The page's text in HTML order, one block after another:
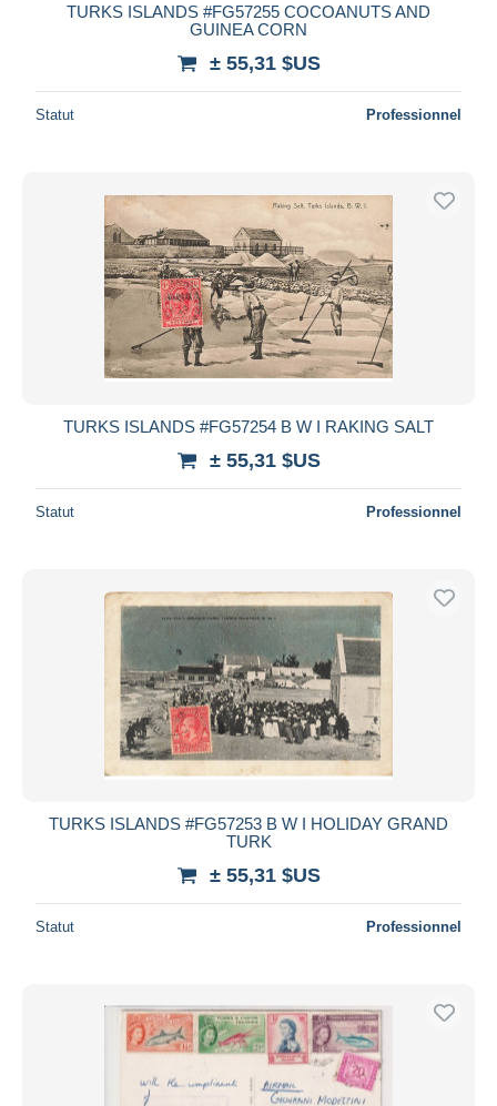
TURKS ISLANDS #FG57255 COCOANUTS AND
GUINEA CORN
± 55,31 $US
Statut Professionnel
TURKS ISLANDS #FG57254 B W I RAKING SALT
± 55,31 $US
Statut Professionnel
TURKS ISLANDS #FG57253 B W I HOLIDAY GRAND
TURK
± 55,31 $US
Statut Professionnel